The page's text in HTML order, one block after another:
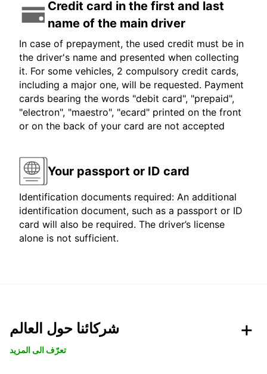
Credit card in the first and last
name of the main driver
In case of prepayment, the used credit must be in
the driver's name and presented when collecting
it. For some vehicles, 2 compulsory credit cards,
including a major one, will be requested. Payment
cards bearing the words "debit card", "prepaid",
"electron", "maestro", "ecard" printed on the front
or on the back of your card are not accepted
Your passport or ID card
Identification documents required: An additional
identification document, such as a passport or ID
card will also be required. The driver’s license
alone is not sufficient.
شركائنا حول العالم
تعرّف الى المزيد